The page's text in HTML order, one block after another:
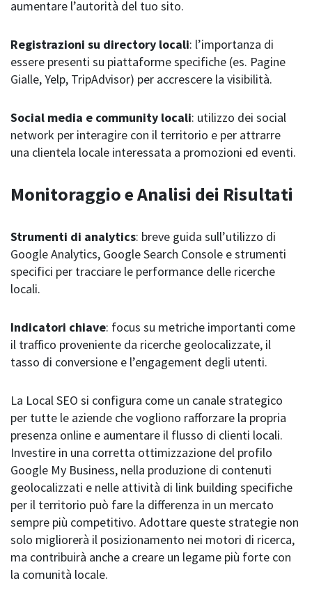
aumentare l’autorità del tuo sito.
Registrazioni su directory locali: l’importanza di
essere presenti su piattaforme specifiche (es. Pagine
Gialle, Yelp, TripAdvisor) per accrescere la visibilità.
Social media e community locali: utilizzo dei social
network per interagire con il territorio e per attrarre
una clientela locale interessata a promozioni ed eventi.
Monitoraggio e Analisi dei Risultati
Strumenti di analytics: breve guida sull’utilizzo di
Google Analytics, Google Search Console e strumenti
specifici per tracciare le performance delle ricerche
locali.
Indicatori chiave: focus su metriche importanti come
il traffico proveniente da ricerche geolocalizzate, il
tasso di conversione e l’engagement degli utenti.
La Local SEO si configura come un canale strategico
per tutte le aziende che vogliono rafforzare la propria
presenza online e aumentare il flusso di clienti locali.
Investire in una corretta ottimizzazione del profilo
Google My Business, nella produzione di contenuti
geolocalizzati e nelle attività di link building specifiche
per il territorio può fare la differenza in un mercato
sempre più competitivo. Adottare queste strategie non
solo migliorerà il posizionamento nei motori di ricerca,
ma contribuirà anche a creare un legame più forte con
la comunità locale.